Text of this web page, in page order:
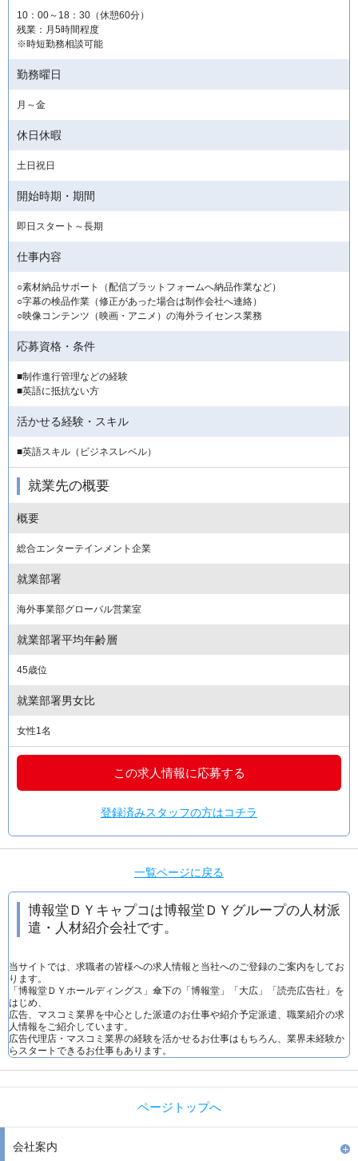
10：00～18：30（休憩60分）
残業：月5時間程度
※時短勤務相談可能
勤務曜日
月～金
休日休暇
土日祝日
開始時期・期間
即日スタート～長期
仕事内容
○素材納品サポート（配信プラットフォームへ納品作業など）
○字幕の検品作業（修正があった場合は制作会社へ連絡）
○映像コンテンツ（映画・アニメ）の海外ライセンス業務
応募資格・条件
■制作進行管理などの経験
■英語に抵抗ない方
活かせる経験・スキル
■英語スキル（ビジネスレベル）
就業先の概要
概要
総合エンターテインメント企業
就業部署
海外事業部グローバル営業室
就業部署平均年齢層
45歳位
就業部署男女比
女性1名
この求人情報に応募する
登録済みスタッフの方はコチラ
一覧ページに戻る
博報堂ＤＹキャプコは博報堂ＤＹグループの人材派
遣・人材紹介会社です。
当サイトでは、求職者の皆様への求人情報と当社へのご登録のご案内をしてお
ります。
「博報堂ＤＹホールディングス」傘下の「博報堂」「大広」「読売広告社」を
はじめ、
広告、マスコミ業界を中心とした派遣のお仕事や紹介予定派遣、職業紹介の求
人情報をご紹介しています。
広告代理店・マスコミ業界の経験を活かせるお仕事はもちろん、業界未経験か
らスタートできるお仕事もあります。
ページトップへ
会社案内